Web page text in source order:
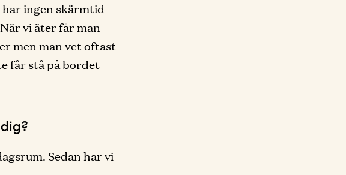
har ingen skärmtid
vi äter får man
men man vet oftast
får stå på bordet
Sedan har vi